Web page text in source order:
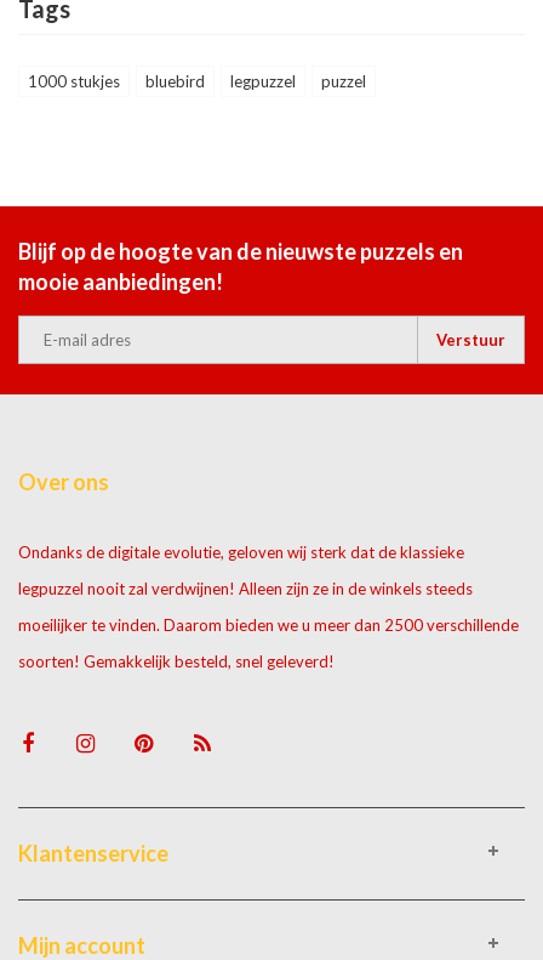
Tags
1000 stukjes bluebird legpuzzel puzzel
Blijf op de hoogte van de nieuwste puzzels en
mooie aanbiedingen!
Verstuur
Over ons
Ondanks de digitale evolutie, geloven wij sterk dat de klassieke
legpuzzel nooit zal verdwijnen! Alleen zijn ze in de winkels steeds
moeilijker te vinden. Daarom bieden we u meer dan 2500 verschillende
soorten! Gemakkelijk besteld, snel geleverd!
Klantenservice
Mijn account